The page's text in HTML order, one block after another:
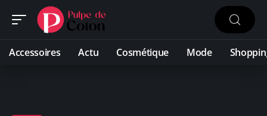
Accessoires Actu Cosmétique Mode